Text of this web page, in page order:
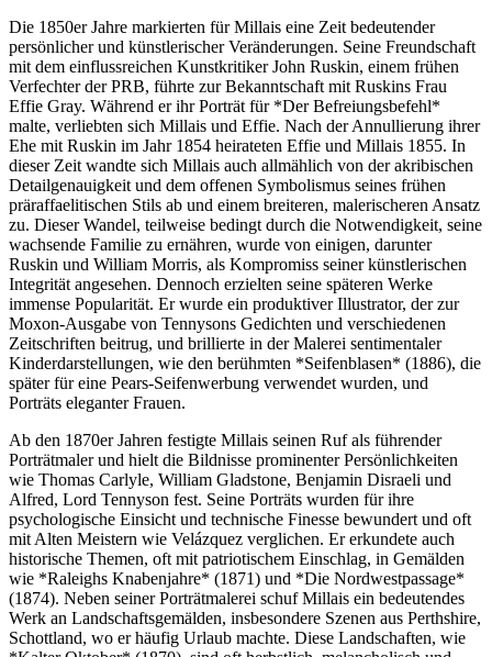
Die 1850er Jahre markierten für Millais eine Zeit bedeutender
persönlicher und künstlerischer Veränderungen. Seine Freundschaft
mit dem einflussreichen Kunstkritiker John Ruskin, einem frühen
Verfechter der PRB, führte zur Bekanntschaft mit Ruskins Frau
Effie Gray. Während er ihr Porträt für *Der Befreiungsbefehl*
malte, verliebten sich Millais und Effie. Nach der Annullierung ihrer
Ehe mit Ruskin im Jahr 1854 heirateten Effie und Millais 1855. In
dieser Zeit wandte sich Millais auch allmählich von der akribischen
Detailgenauigkeit und dem offenen Symbolismus seines frühen
präraffaelitischen Stils ab und einem breiteren, malerischeren Ansatz
zu. Dieser Wandel, teilweise bedingt durch die Notwendigkeit, seine
wachsende Familie zu ernähren, wurde von einigen, darunter
Ruskin und William Morris, als Kompromiss seiner künstlerischen
Integrität angesehen. Dennoch erzielten seine späteren Werke
immense Popularität. Er wurde ein produktiver Illustrator, der zur
Moxon-Ausgabe von Tennysons Gedichten und verschiedenen
Zeitschriften beitrug, und brillierte in der Malerei sentimentaler
Kinderdarstellungen, wie den berühmten *Seifenblasen* (1886), die
später für eine Pears-Seifenwerbung verwendet wurden, und
Porträts eleganter Frauen.
Ab den 1870er Jahren festigte Millais seinen Ruf als führender
Porträtmaler und hielt die Bildnisse prominenter Persönlichkeiten
wie Thomas Carlyle, William Gladstone, Benjamin Disraeli und
Alfred, Lord Tennyson fest. Seine Porträts wurden für ihre
psychologische Einsicht und technische Finesse bewundert und oft
mit Alten Meistern wie Velázquez verglichen. Er erkundete auch
historische Themen, oft mit patriotischem Einschlag, in Gemälden
wie *Raleighs Knabenjahre* (1871) und *Die Nordwestpassage*
(1874). Neben seiner Porträtmalerei schuf Millais ein bedeutendes
Werk an Landschaftsgemälden, insbesondere Szenen aus Perthshire,
Schottland, wo er häufig Urlaub machte. Diese Landschaften, wie